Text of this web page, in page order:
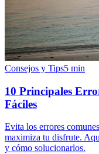
Consejos y Tips5 min
10 Principales
Fáciles
Evita los errores
maximiza tu disfrute.
y cómo solucionarlos.